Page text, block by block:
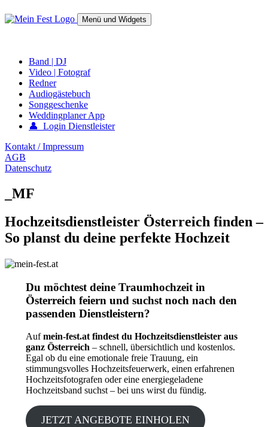
zum
Menü und Widgets
Band | DJ
Video | Fotograf
Redner
Audiogästebuch
Songgeschenke
Weddingplaner App
👤 Login Dienstleister
Kontakt / Impressum
AGB
Datenschutz
_MF
Hochzeitsdienstleister Österreich finden –
So planst du deine perfekte Hochzeit
Du möchtest deine Traumhochzeit in
Österreich feiern und suchst noch nach den
passenden Dienstleistern?
Aufmein-fest.at findest du Hochzeitsdienstleister aus
ganz Österreich– schnell, übersichtlich und kostenlos.
Egal ob du eine emotionale freie Trauung, ein
stimmungsvolles Hochzeitsfeuerwerk, einen erfahrenen
Hochzeitsfotografen oder eine energiegeladene
Hochzeitsband suchst – bei uns wirst du fündig.
JETZT ANGEBOTE EINHOLEN